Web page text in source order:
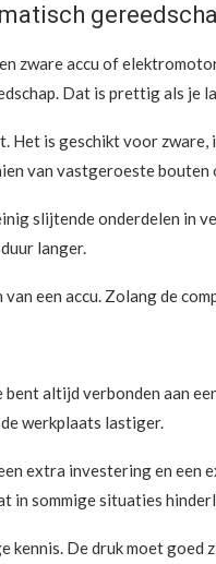
zware accu of
Dat is prettig als je
Het is geschikt voor
van vastgeroeste bouten
slijtende onderdelen in
langer.
een accu. Zolang de
altijd verbonden aan
werkplaats lastiger.
extra investering en een
in sommige situaties
kennis. De druk moet